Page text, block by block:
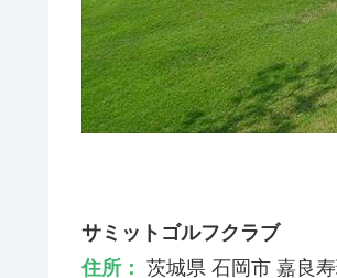
サミットゴルフクラブ
住所： 茨城県 石岡市 嘉良